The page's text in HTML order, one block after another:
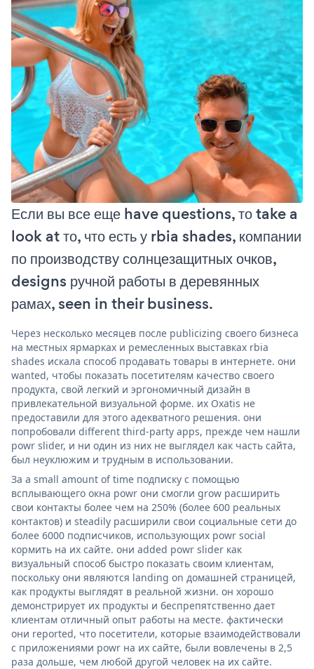
Если вы все еще have questions, то take a
look at то, что есть у rbia shades, компании
по производству солнцезащитных очков,
designs ручной работы в деревянных
рамах, seen in their business.
Через несколько месяцев после publicizing своего бизнеса
на местных ярмарках и ремесленных выставках rbia
shades искала способ продавать товары в интернете. они
wanted, чтобы показать посетителям качество своего
продукта, свой легкий и эргономичный дизайн в
привлекательной визуальной форме. их Oxatis не
предоставили для этого адекватного решения. они
попробовали different third-party apps, прежде чем нашли
powr slider, и ни один из них не выглядел как часть сайта,
был неуклюжим и трудным в использовании.
За a small amount of time подписку с помощью
всплывающего окна powr они смогли grow расширить
свои контакты более чем на 250% (более 600 реальных
контактов) и steadily расширили свои социальные сети до
более 6000 подписчиков, использующих powr social
кормить на их сайте. они added powr slider как
визуальный способ быстро показать своим клиентам,
поскольку они являются landing on домашней страницей,
как продукты выглядят в реальной жизни. он хорошо
демонстрирует их продукты и беспрепятственно дает
клиентам отличный опыт работы на месте. фактически
они reported, что посетители, которые взаимодействовали
с приложениями powr на их сайте, были вовлечены в 2,5
раза дольше, чем любой другой человек на их сайте.